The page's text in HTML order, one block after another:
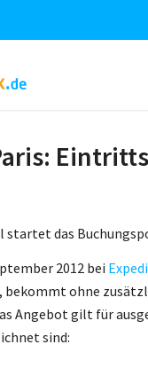
startet das
2012 bei
ohne
Angebot gilt für
sind: